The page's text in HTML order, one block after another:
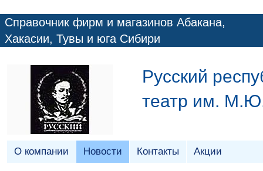
Справочник фирм и магазинов Абакана,
Хакасии, Тувы и юга Сибири
Русский
театр им.
О компании Новости Контакты Акции